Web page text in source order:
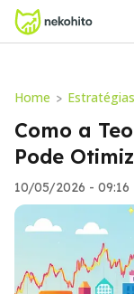
Home >
Como a
Pode
10/05/2026 - 09:16